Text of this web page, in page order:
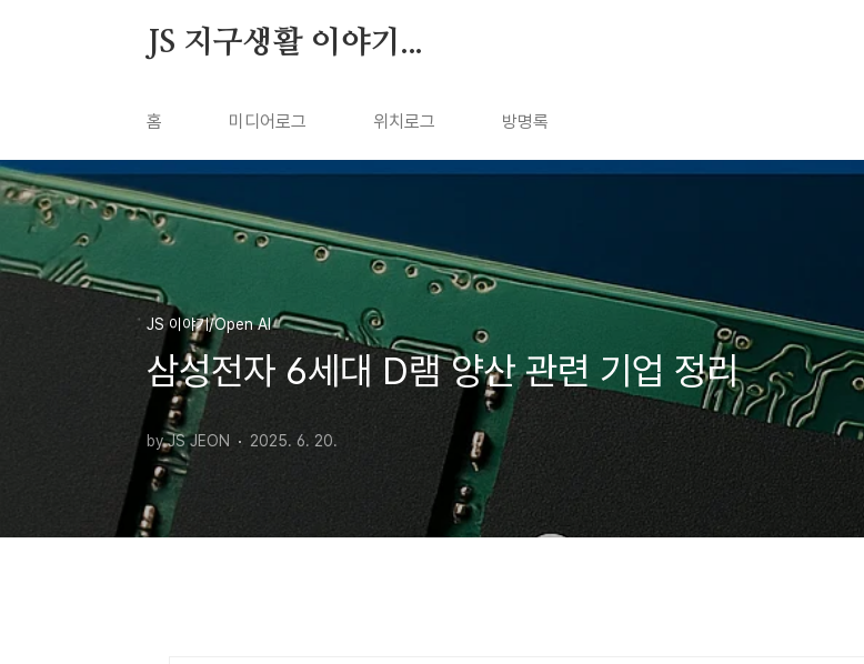
JS 지구생활 이야기...
홈 미디어로그 위치로그 방명록
JS 이야기/Open AI
삼성전자 6세대 D램 양산 관련 기업 정리
by JS JEON 2025. 6. 20.